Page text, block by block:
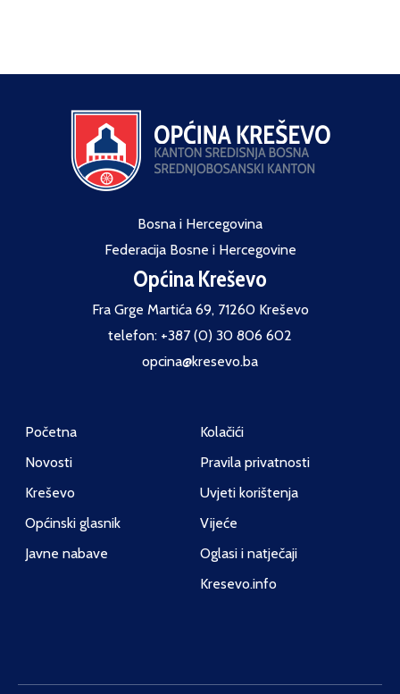
Bosna i Hercegovina
Federacija Bosne i Hercegovine
Općina Kreševo
Fra Grge Martića 69, 71260 Kreševo
telefon: +387 (0) 30 806 602
opcina@kresevo.ba
Početna
Novosti
Kreševo
Općinski glasnik
Javne nabave
Kolačići
Pravila privatnosti
Uvjeti korištenja
Vijeće
Oglasi i natječaji
Kresevo.info